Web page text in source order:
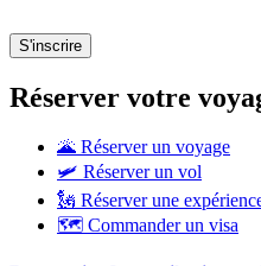
Réserver votre
🌋 Réserver un voyage
🛩 Réserver un vol
🗽 Réserver une
🗺 Commander un visa